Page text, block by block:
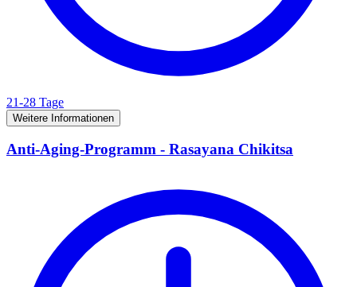
21-28 Tage
Weitere Informationen
Anti-Aging-Programm - Rasayana Chikitsa